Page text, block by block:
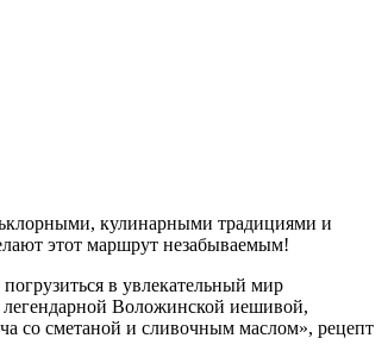
кулинарными традициями и
этот маршрут незабываемым!
в увлекательный мир
легендарной Воложинской иешивой,
со сметаной и сливочным маслом», рецепт